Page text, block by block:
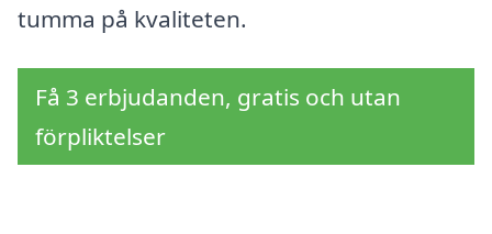
tumma på kvaliteten.
Få 3 erbjudanden, gratis och utan
förpliktelser